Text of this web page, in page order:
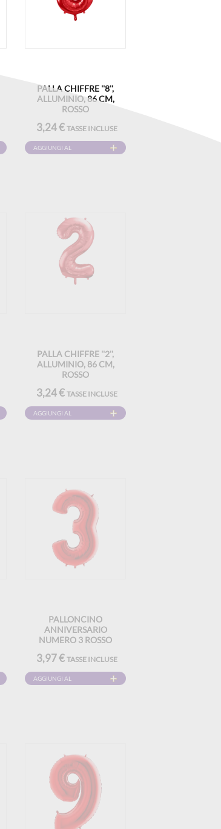
PALLA CHIFFRE ''8'',
ALLUMINIO, 86 CM,
ROSSO
3,24 €TASSE INCLUSE
AGGIUNGI AL
PALLA CHIFFRE ''2'',
ALLUMINIO, 86 CM,
ROSSO
3,24 €TASSE INCLUSE
AGGIUNGI AL
PALLONCINO
ANNIVERSARIO
NUMERO 3 ROSSO
3,97 €TASSE INCLUSE
AGGIUNGI AL